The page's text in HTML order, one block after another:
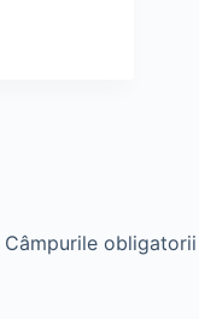
Câmpurile obligatorii